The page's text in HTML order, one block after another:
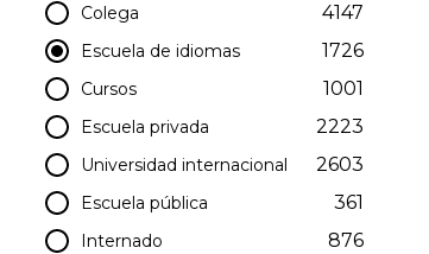
Colega 4147
Escuela de idiomas 1726
Cursos 1001
Escuela privada 2223
Universidad internacional 2603
Escuela pública 361
Internado 876